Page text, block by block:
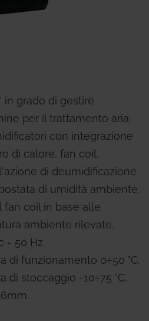
in grado di gestire
per il trattamento aria:
con integrazione
di calore, fan coil.
di deumidificazione
di umidità ambiente.
fan coil in base alle
ambiente rilevate.
- 50 Hz.
di funzionamento 0÷50 °C.
di stoccaggio -10÷75 °C.